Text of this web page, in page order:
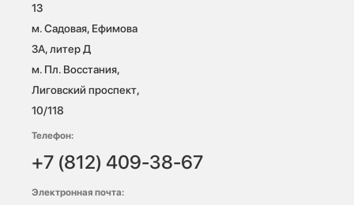
13
м. Садовая, Ефимова
3А, литер Д
м. Пл. Восстания,
Лиговский проспект,
10/118
Телефон:
+7 (812) 409-38-67
Электронная почта: